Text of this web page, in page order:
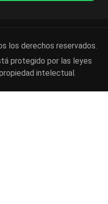
los derechos reservados.
protegido por las leyes
intelectual.